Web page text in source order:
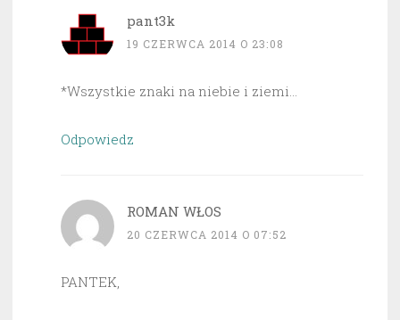
pant3k
19 CZERWCA 2014 O 23:08
*Wszystkie znaki na niebie i ziemi…
Odpowiedz
ROMAN WŁOS
20 CZERWCA 2014 O 07:52
PANTEK,